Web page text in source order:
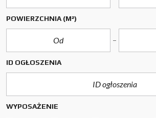
POWIERZCHNIA (M²)
ID OGŁOSZENIA
WYPOSAŻENIE